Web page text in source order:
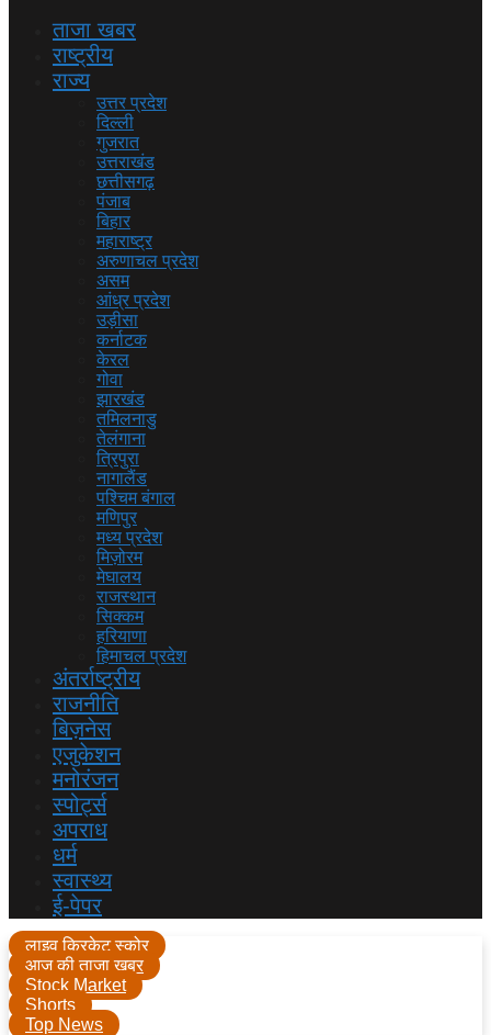
ताजा खबर
राष्ट्रीय
राज्य
उत्तर प्रदेश
दिल्ली
गुजरात
उत्तराखंड
छत्तीसगढ़
पंजाब
बिहार
महाराष्ट्र
अरुणाचल प्रदेश
असम
आंध्र प्रदेश
उड़ीसा
कर्नाटक
केरल
गोवा
झारखंड
तमिलनाडु
तेलंगाना
त्रिपुरा
नागालैंड
पश्चिम बंगाल
मणिपुर
मध्य प्रदेश
मिज़ोरम
मेघालय
राजस्थान
सिक्कम
हरियाणा
हिमाचल प्रदेश
अंतर्राष्ट्रीय
राजनीति
बिज़नेस
एजुकेशन
मनोरंजन
स्पोर्ट्स
अपराध
धर्म
स्वास्थ्य
ई-पेपर
लाइव क्रिकेट स्कोर
आज की ताजा खबर
Stock Market
Shorts
Top News